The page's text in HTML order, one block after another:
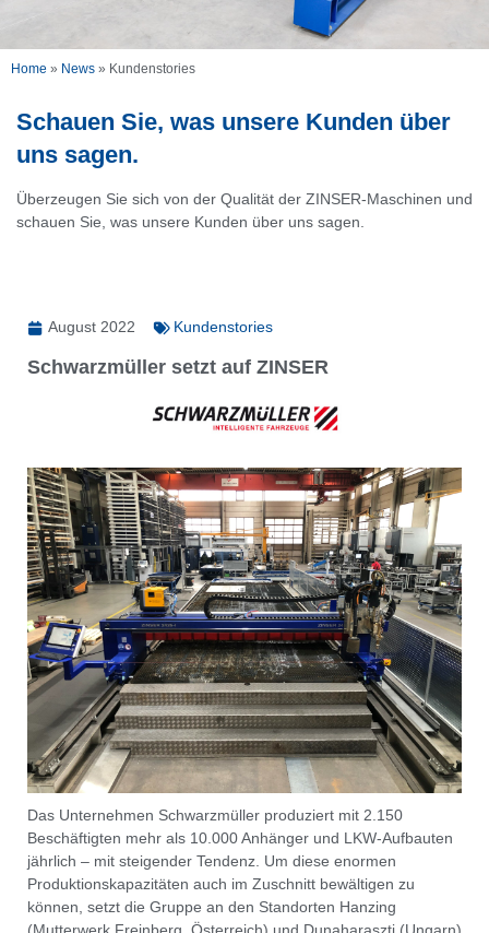
Home » News » Kundenstories
Schauen Sie, was unsere Kunden über
uns sagen.
Überzeugen Sie sich von der Qualität der ZINSER-Maschinen und
schauen Sie, was unsere Kunden über uns sagen.
August 2022 Kundenstories
Schwarzmüller setzt auf ZINSER
Das Unternehmen Schwarzmüller produziert mit 2.150
Beschäftigten mehr als 10.000 Anhänger und LKW-Aufbauten
jährlich – mit steigender Tendenz. Um diese enormen
Produktionskapazitäten auch im Zuschnitt bewältigen zu
können, setzt die Gruppe an den Standorten Hanzing